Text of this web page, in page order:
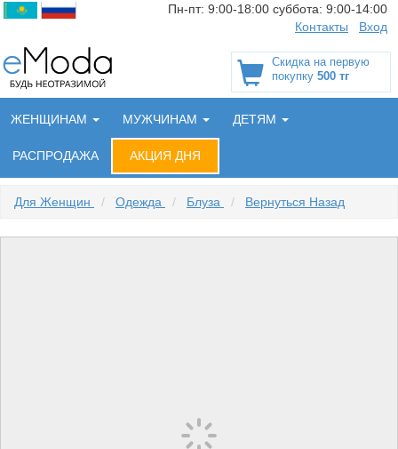
Пн-пт: 9:00-18:00 суббота: 9:00-14:00
Контакты
Вход
Скидка на первую
покупку 500 тг
ЖЕНЩИНАМ МУЖЧИНАМ ДЕТЯМ
РАСПРОДАЖА АКЦИЯ ДНЯ
Для Женщин / Одежда / Блуза / Вернуться Назад